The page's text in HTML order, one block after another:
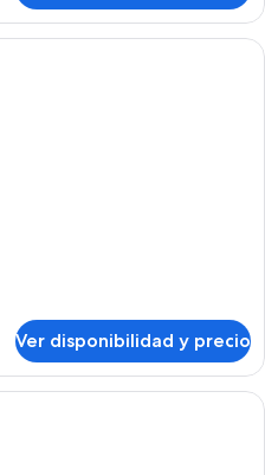
Una habitación de hotel moderna
Ver disponibilidad y precio
Habitación de hotel pequeña y